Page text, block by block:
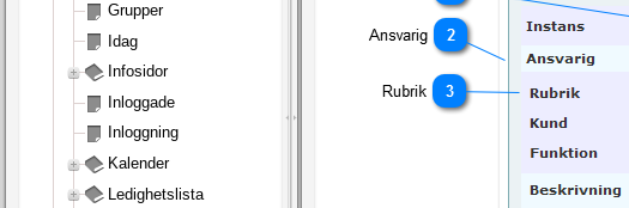
Grupper
Idag
Infosidor
Inloggade
Inloggning
Kalender
Ledighetslista